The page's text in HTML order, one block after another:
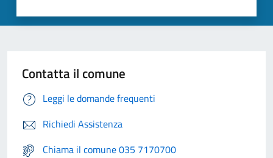
Contatta il comune
Leggi le domande frequenti
Richiedi Assistenza
Chiama il comune 035 7170700